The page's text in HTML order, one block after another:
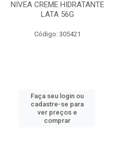
NIVEA CREME HIDRATANTE
LATA 56G
Código: 305421
Faça seu login ou
cadastre-se para
ver preços e
comprar